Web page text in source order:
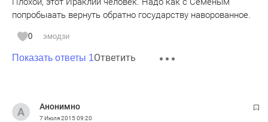
попробыаать вернуть обратно государству наворованное.
0 эмодзи
Показать ответы 1Ответить
Анонимно
7 Июля 201509:20